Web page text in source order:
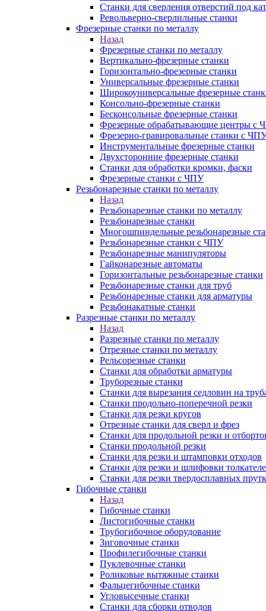
Станки для сверления отверстий под
Револьверно-сверлильные станки
Фрезерные станки по металлу
Назад
Фрезерные станки по металлу
Вертикально-фрезерные станки
Горизонтально-фрезерные станки
Универсальные фрезерные станки
Широкоуниверсальные фрезерные
Консольно-фрезерные станки
Бесконсольные фрезерные станки
Фрезерные обрабатывающие центры с
Фрезерно-гравировальные станки с
Инструментальные фрезерные станки
Двухсторонние фрезерные станки
Станки для обработки кромки, фаски
Фрезерные станки с ЧПУ
Резьбонарезные станки по металлу
Назад
Резьбонарезные станки по металлу
Резьбонарезные станки
Многошпиндельные резьбонарезные
Резьбонарезные станки с ЧПУ
Резьбонарезные манипуляторы
Гайконарезные автоматы
Горизонтальные резьбонарезные станки
Резьбонарезные станки для труб
Резьбонарезные станки для арматуры
Резьбонакатные станки
Разрезные станки по металлу
Назад
Разрезные станки по металлу
Отрезные станки по металлу
Рельсорезные станки
Станки для обработки арматуры
Труборезные станки
Станки для вырезания седловин на
Станки продольно-поперечной резки
Станки для резки кругов
Отрезные станки для сверл и фрез
Станки для продольной резки и
Станки продольной резки
Станки для резки и штамповки отходов
Станки для резки и шлифовки
Станки для резки твердосплавных
Гибочные станки
Назад
Гибочные станки
Листогибочные станки
Трубогибочное оборудование
Зиговочные станки
Профилегибочные станки
Пуклевочные станки
Роликовые вытяжные станки
Фальцегибочные станки
Угловысечные станки
Станки для сборки отводов